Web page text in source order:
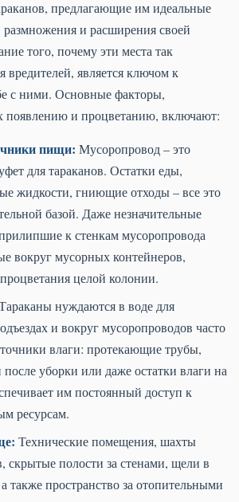
предлагающие им идеальные
и расширения своей
того, почему эти места так
вредителей, является ключом к
с ними. Основные факторы,
появлению и процветанию, включают:
пищи: Мусоропровод – это
для тараканов. Остатки еды,
жидкости, гниющие отходы – все это
базой. Даже незначительные
к стенкам мусоропровода
вокруг мусорных контейнеров,
целой колонии.
нуждаются в воде для
и вокруг мусоропроводов часто
влаги: протекающие трубы,
уборки или даже остатки влаги на
им постоянный доступ к
ресурсам.
Технические помещения, шахты
скрытые полости за стенами, щели в
также пространство за отопительными